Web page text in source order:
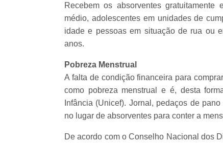
Recebem os absorventes
médio, adolescentes em unidades de
idade e pessoas em situação de rua ou
anos.
Pobreza Menstrual
A falta de condição financeira para
como pobreza menstrual e é, desta
Infância (Unicef). Jornal, pedaços de
no lugar de absorventes para conter a
De acordo com o Conselho Nacional dos